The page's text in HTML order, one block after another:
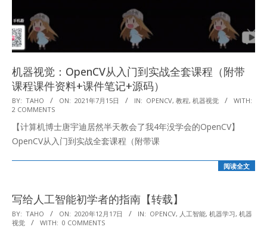
机器视觉：OpenCV从入门到实战全套课程（附带
课程课件资料+课件笔记+源码）
2021-
07-
15
BY: TAHO ON: 2021年7月15日 IN: OPENCV, 教程, 机器视觉
WITH:
2 COMMENTS
【计算机博士唐宇迪居然半天教会了我4年没学会的OpenCV】
OpenCV从入门到实战全套课程（附带课
阅读全文
写给人工智能初学者的指南【转载】
2020-
12-
BY: TAHO ON: 2020年12月17日 IN: OPENCV, 人工智能, 机器学习, 机器
视觉
WITH: 0 COMMENTS